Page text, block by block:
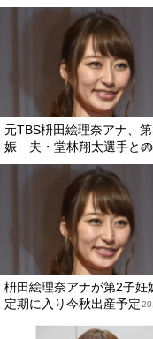
元TBS枡田絵理奈アナ、
娠 夫・堂林翔太選手と
枡田絵理奈アナが第2子
定期に入り今秋出産予定